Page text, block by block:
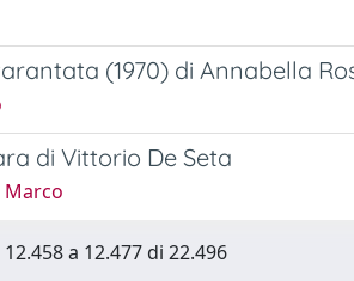
(1970) di Annabella
di Vittorio De Seta
Marco
a 12.477 di 22.496